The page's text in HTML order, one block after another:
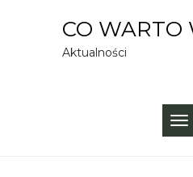
CO WARTO
Aktualności